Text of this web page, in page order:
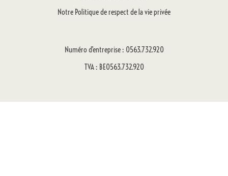
Notre Politique de respect de la vie privée
Numéro d’entreprise : 0563.732.920
TVA : BE0563.732.920